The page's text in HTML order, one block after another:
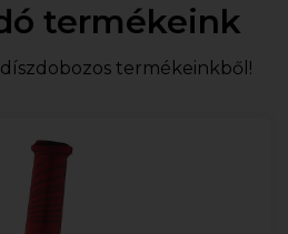
termékeink
termékeinkből!